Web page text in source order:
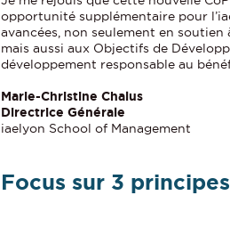
opportunité supplémentaire pour
avancées, non seulement en soutien
mais aussi aux Objectifs de
développement responsable au
Marie-Christine Chalus
Directrice Générale
iaelyon School of Management
Focus sur 3 principes